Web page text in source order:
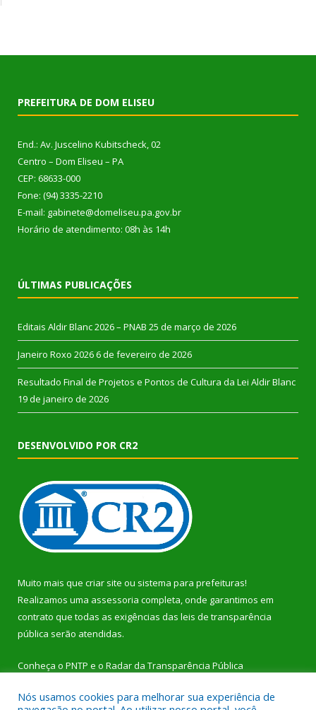
PREFEITURA DE DOM ELISEU
End.: Av. Juscelino Kubitscheck, 02
Centro – Dom Eliseu – PA
CEP: 68633-000
Fone: (94) 3335-2210
E-mail: gabinete@domeliseu.pa.gov.br
Horário de atendimento: 08h às 14h
ÚLTIMAS PUBLICAÇÕES
Editais Aldir Blanc 2026 – PNAB 25 de março de 2026
Janeiro Roxo 2026 6 de fevereiro de 2026
Resultado Final de Projetos e Pontos de Cultura da Lei Aldir Blanc
19 de janeiro de 2026
DESENVOLVIDO POR CR2
Muito mais que criar site ou sistema para prefeituras!
Realizamos uma assessoria completa, onde garantimos em
contrato que todas as exigências das leis de transparência
pública serão atendidas.
Conheça o PNTP e o Radar da Transparência Pública
Nós usamos cookies para melhorar sua experiência de